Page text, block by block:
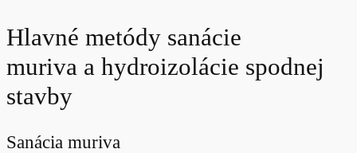
Hlavné metódy sanácie
muriva a hydroizolácie spodnej
stavby
Sanácia muriva